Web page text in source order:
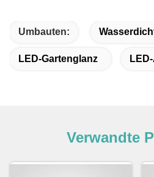
Umbauten:
LED-Gartenglanz
Verwandte